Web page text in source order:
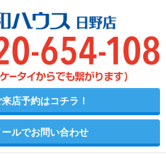
来店予約はコチラ！
ールでお問い合わせ